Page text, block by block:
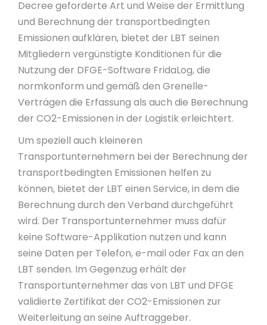
Decree geforderte Art und Weise der Ermittlung
und Berechnung der transportbedingten
Emissionen aufklären, bietet der LBT seinen
Mitgliedern vergünstigte Konditionen für die
Nutzung der DFGE-Software FridaLog, die
normkonform und gemäß den Grenelle-
Verträgen die Erfassung als auch die Berechnung
der CO2-Emissionen in der Logistik erleichtert.
Um speziell auch kleineren
Transportunternehmern bei der Berechnung der
transportbedingten Emissionen helfen zu
können, bietet der LBT einen Service, in dem die
Berechnung durch den Verband durchgeführt
wird. Der Transportunternehmer muss dafür
keine Software-Applikation nutzen und kann
seine Daten per Telefon, e-mail oder Fax an den
LBT senden. Im Gegenzug erhält der
Transportunternehmer das von LBT und DFGE
validierte Zertifikat der CO2-Emissionen zur
Weiterleitung an seine Auftraggeber.